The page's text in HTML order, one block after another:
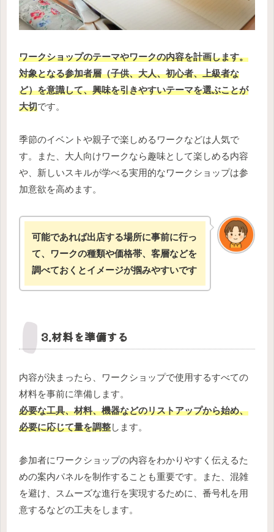
ワークショップのテーマやワークの内容を計画します。
対象となる参加者層（子供、大人、初心者、上級者な
ど）を意識して、興味を引きやすいテーマを選ぶことが
大切です。
季節のイベントや親子で楽しめるワークなどは人気で
す。また、大人向けワークなら趣味として楽しめる内容
や、新しいスキルが学べる実用的なワークショップは参
加意欲を高めます。
可能であれば出店する場所に事前に行っ
て、ワークの種類や価格帯、客層などを
調べておくとイメージが掴みやすいです
3.材料を準備する
内容が決まったら、ワークショップで使用するすべての
材料を事前に準備します。
必要な工具、材料、機器などのリストアップから始め、
必要に応じて量を調整します。
参加者にワークショップの内容をわかりやすく伝えるた
めの案内パネルを制作することも重要です。また、混雑
を避け、スムーズな進行を実現するために、番号札を用
意するなどの工夫をします。